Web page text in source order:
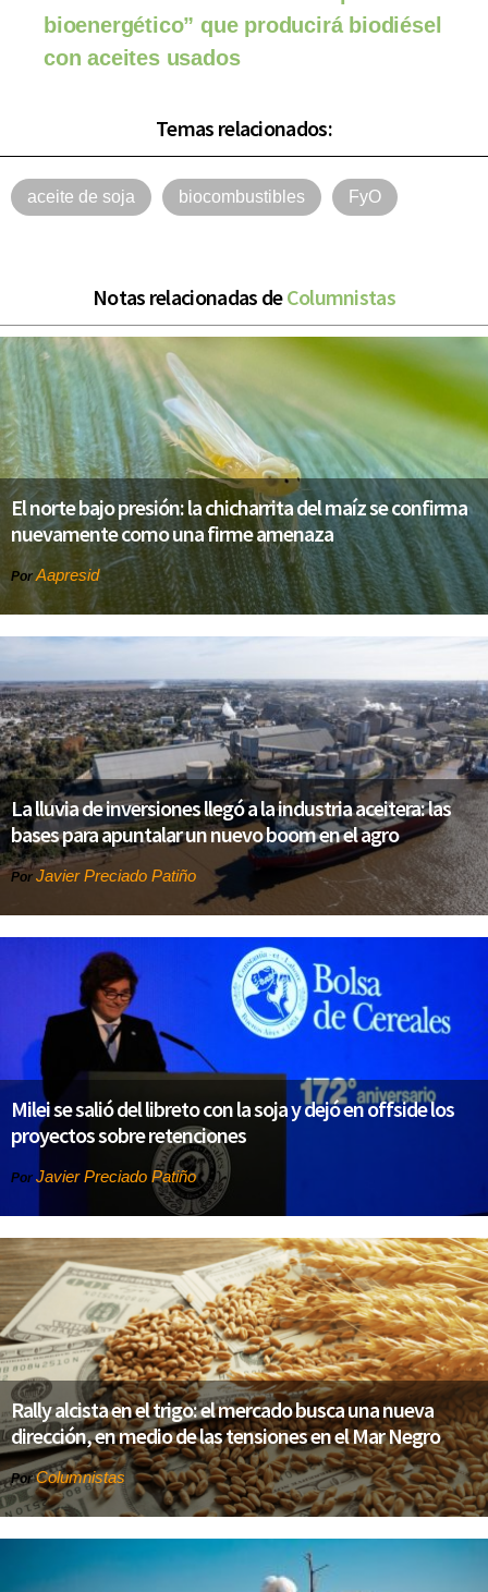
bioenergético” que producirá biodiésel
con aceites usados
Temas relacionados:
aceite de soja biocombustibles FyO
Notas relacionadas deColumnistas
El norte bajo presión: la chicharrita del maíz se confirma
nuevamente como una firme amenaza
PorAapresid
La lluvia de inversiones llegó a la industria aceitera: las
bases para apuntalar un nuevo boom en el agro
Por Javier Preciado Patiño
Milei se salió del libreto con la soja y dejó en offside los
proyectos sobre retenciones
Por Javier Preciado Patiño
Rally alcista en el trigo: el mercado busca una nueva
dirección, en medio de las tensiones en el Mar Negro
PorColumnistas